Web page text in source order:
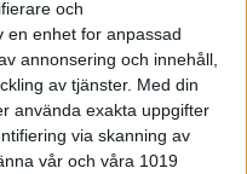
och
en enhet for anpassad
annonsering och innehåll,
av tjänster. Med din
använda exakta uppgifter
via skanning av
vår och våra 1019